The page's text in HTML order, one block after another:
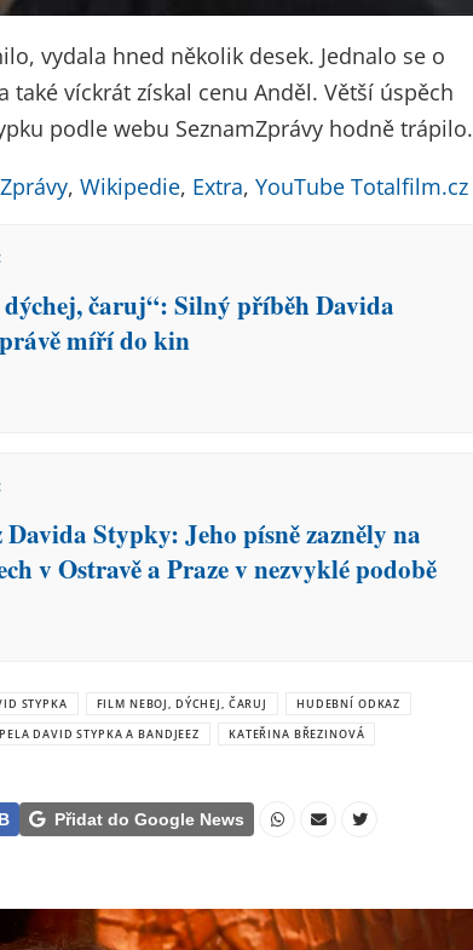
vydala hned několik desek. Jednalo se o
také víckrát získal cenu Anděl. Větší úspěch
podle webu SeznamZprávy hodně trápilo.
, Wikipedie, Extra, YouTube Totalfilm.cz
čaruj“: Silný příběh Davida
míří do kin
Davida Stypky: Jeho písně zazněly na
v Ostravě a Praze v nezvyklé podobě
STYPKA FILM NEBOJ, DÝCHEJ, ČARUJ
HUDEBNÍ ODKAZ
DAVID STYPKA A BANDJEEZ
KATEŘINA BŘEZINOVÁ
Přidat do Google News